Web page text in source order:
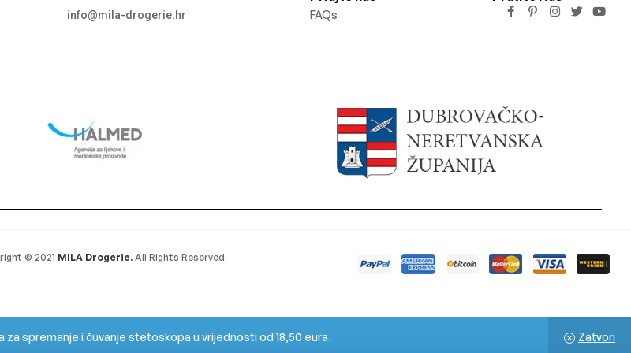
spremanje i čuvanje stetoskopa u vrijednosti od 18,50 eura. Zatvori
info@mila-drogerie.hr FAQs
© 2021 MILA Drogerie.All Rights Reserved.